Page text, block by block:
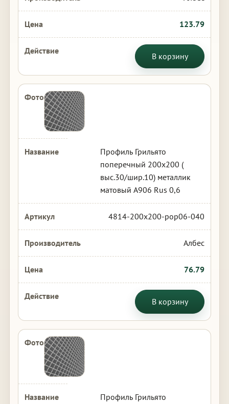
123.79
В корзину
Профиль Грильято
поперечный 200х200 (
выс.30/шир.10) металлик
матовый А906 Rus 0,6
4814-200x200-pop06-040
Албес
76.79
В корзину
Профиль Грильято